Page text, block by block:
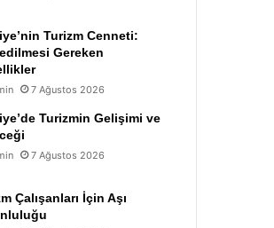
Turizm Cenneti:
Gereken
7 Ağustos 2026
Turizmin Gelişimi ve
7 Ağustos 2026
Çalışanları İçin Aşı